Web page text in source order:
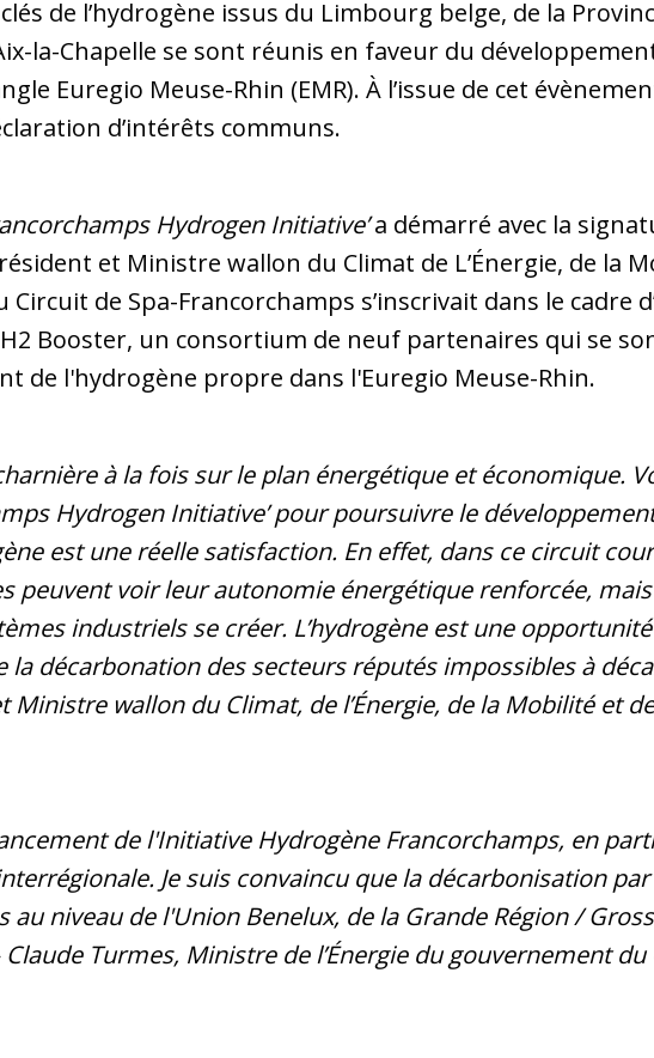
de l’hydrogène issus du Limbourg belge, de la
la-Chapelle se sont réunis en faveur du
Euregio Meuse-Rhin (EMR). À l’issue de cet
d’intérêts communs.
Hydrogen Initiative’a démarré avec la
et Ministre wallon du Climat de L’Énergie, de la
de Spa-Francorchamps s’inscrivait dans le cadre
Booster, un consortium de neuf partenaires qui se
de l'hydrogène propre dans l'Euregio Meuse-Rhin.
à la fois sur le plan énergétique et économique.
Hydrogen Initiative’ pour poursuivre le
est une réelle satisfaction. En effet, dans ce circuit
peuvent voir leur autonomie énergétique renforcée,
industriels se créer. L’hydrogène est une
décarbonation des secteurs réputés impossibles à
Ministre wallon du Climat, de l’Énergie, de la Mobilité et
de l'Initiative Hydrogène Francorchamps, en
Je suis convaincu que la décarbonisation
niveau de l'Union Benelux, de la Grande Région /
Turmes, Ministre de l’Énergie du gouvernement du